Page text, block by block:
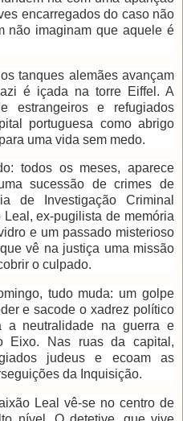
encarregados do caso não
não imaginam que aquele é
tanques alemães avançam
é içada na torre Eiffel. A
estrangeiros e refugiados
portuguesa como abrigo
uma vida sem medo.
todos os meses, aparece
sucessão de crimes de
de Investigação Criminal
ex-pugilista de memória
e um passado misterioso
vê na justiça uma missão
o culpado.
tudo muda: um golpe
e sacode o xadrez político
a neutralidade na guerra e
Eixo. Nas ruas da capital,
judeus e ecoam as
da Inquisição.
Leal vê-se no centro de